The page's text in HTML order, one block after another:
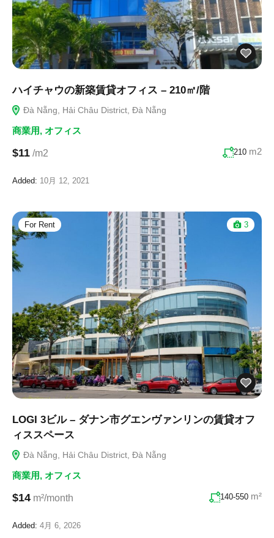
ハイチャウの新築賃貸オフィス – 210㎡/階
Đà Nẵng, Hải Châu District, Đà Nẵng
商業用, オフィス
$11 /m2 210 m2
Added: 10月 12, 2021
For Rent 3
LOGI 3ビル – ダナン市グエンヴァンリンの賃貸オフ
ィススペース
Đà Nẵng, Hải Châu District, Đà Nẵng
商業用, オフィス
$14 m²/month 140-550 m²
Added: 4月 6, 2026